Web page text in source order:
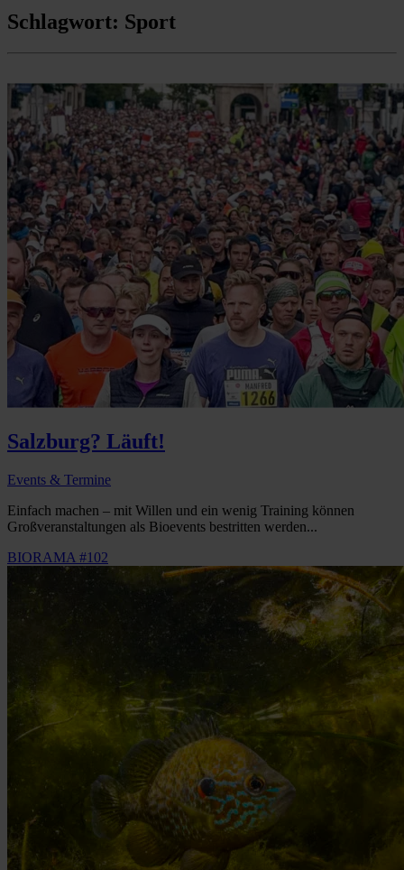
Schlagwort: Sport
Salzburg? Läuft!
Events & Termine
Einfach machen – mit Willen und ein wenig Training können
Großveranstaltungen als Bioevents bestritten werden...
BIORAMA #102